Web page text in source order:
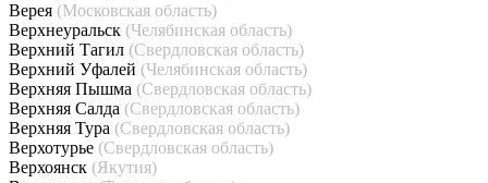
Верея (Московская область)
Верхнеуральск (Челябинская область)
Верхний Тагил (Свердловская область)
Верхний Уфалей (Челябинская область)
Верхняя Пышма (Свердловская область)
Верхняя Салда (Свердловская область)
Верхняя Тура (Свердловская область)
Верхотурье (Свердловская область)
Верхоянск (Якутия)